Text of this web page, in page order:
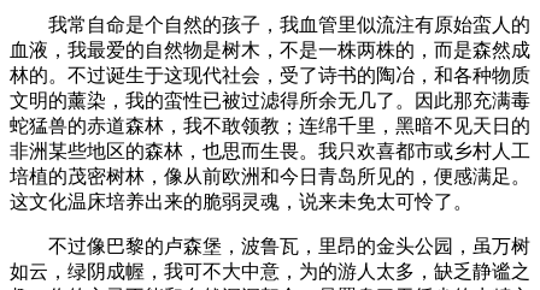
我常自命是个自然的孩子，我血管里似流注有原始蛮人的
血液，我最爱的自然物是树木，不是一株两株的，而是森然成
林的。不过诞生于这现代社会，受了诗书的陶冶，和各种物质
文明的薰染，我的蛮性已被过滤得所余无几了。因此那充满毒
蛇猛兽的赤道森林，我不敢领教；连绵千里，黑暗不见天日的
非洲某些地区的森林，也思而生畏。我只欢喜都市或乡村人工
培植的茂密树林，像从前欧洲和今日青岛所见的，便感满足。
这文化温床培养出来的脆弱灵魂，说来未免太可怜了。
不过像巴黎的卢森堡，波鲁瓦，里昂的金头公园，虽万树
如云，绿阴成幄，我可不大中意，为的游人太多，缺乏静谧之